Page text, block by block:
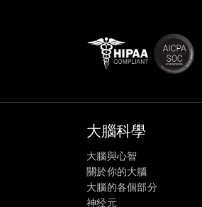
大腦科學
大腦與心智
關於你的大腦
大腦的各個部分
神经元